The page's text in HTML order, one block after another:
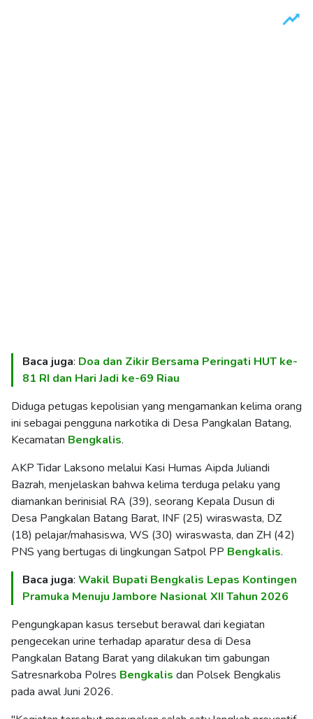
Baca juga: Doa dan Zikir Bersama Peringati HUT ke-
81 RI dan Hari Jadi ke-69 Riau
Diduga petugas kepolisian yang mengamankan kelima orang
ini sebagai pengguna narkotika di Desa Pangkalan Batang,
Kecamatan Bengkalis.
AKP Tidar Laksono melalui Kasi Humas Aipda Juliandi
Bazrah, menjelaskan bahwa kelima terduga pelaku yang
diamankan berinisial RA (39), seorang Kepala Dusun di
Desa Pangkalan Batang Barat, INF (25) wiraswasta, DZ
(18) pelajar/mahasiswa, WS (30) wiraswasta, dan ZH (42)
PNS yang bertugas di lingkungan Satpol PP Bengkalis.
Baca juga: Wakil Bupati Bengkalis Lepas Kontingen
Pramuka Menuju Jambore Nasional XII Tahun 2026
Pengungkapan kasus tersebut berawal dari kegiatan
pengecekan urine terhadap aparatur desa di Desa
Pangkalan Batang Barat yang dilakukan tim gabungan
Satresnarkoba Polres Bengkalis dan Polsek Bengkalis
pada awal Juni 2026.